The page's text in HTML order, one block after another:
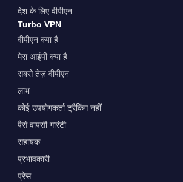
देश के लिए वीपीएन
Turbo VPN
वीपीएन क्या है
मेरा आईपी क्या है
सबसे तेज़ वीपीएन
लाभ
कोई उपयोगकर्ता ट्रैकिंग नहीं
पैसे वापसी गारंटी
सहायक
प्रभावकारी
प्रेस